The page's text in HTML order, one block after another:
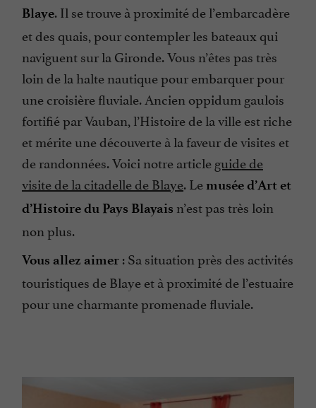
Blaye. Il se trouve à proximité de l’embarcadère
et des quais, pour contempler les bateaux qui
naviguent sur la Gironde. Vous n’êtes pas très
loin de la halte nautique pour embarquer pour
une croisière fluviale. Ancien oppidum gaulois
fortifié par Vauban, l’Histoire de la ville est riche
et mérite une découverte à la faveur de visites et
de randonnées. Voici notre articleguide de
visite de la citadelle de Blaye. Le musée d’Art et
d’Histoire du Pays Blayais n’est pas très loin
non plus.
Vous allez aimer : Sa situation près des activités
touristiques de Blaye et à proximité de l’estuaire
pour une charmante promenade fluviale.